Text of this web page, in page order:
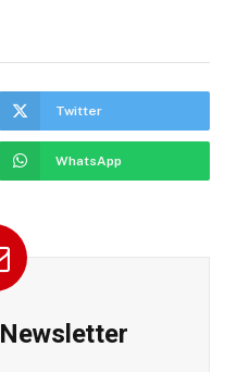
Twitter
WhatsApp